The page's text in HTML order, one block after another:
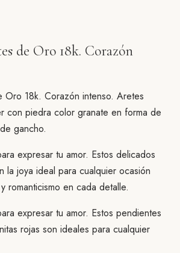
de Oro 18k. Corazón
Oro 18k. Corazón intenso. Aretes
con piedra color granate en forma de
gancho.
expresar tu amor. Estos delicados
la joya ideal para cualquier ocasión
romanticismo en cada detalle.
expresar tu amor. Estos pendientes
rojas son ideales para cualquier